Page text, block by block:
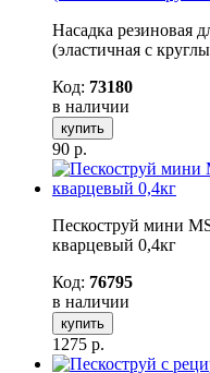
Насадка резиновая
(эластичная с
Код: 73180
в наличии
купить
90 р.
Пескоструй мини
кварцевый 0,4кг
Код: 76795
в наличии
купить
1275 р.